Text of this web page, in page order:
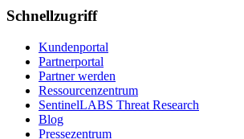
Schnellzugriff
Kundenportal
Partnerportal
Partner werden
Ressourcenzentrum
SentinelLABS Threat Research
Blog
Pressezentrum